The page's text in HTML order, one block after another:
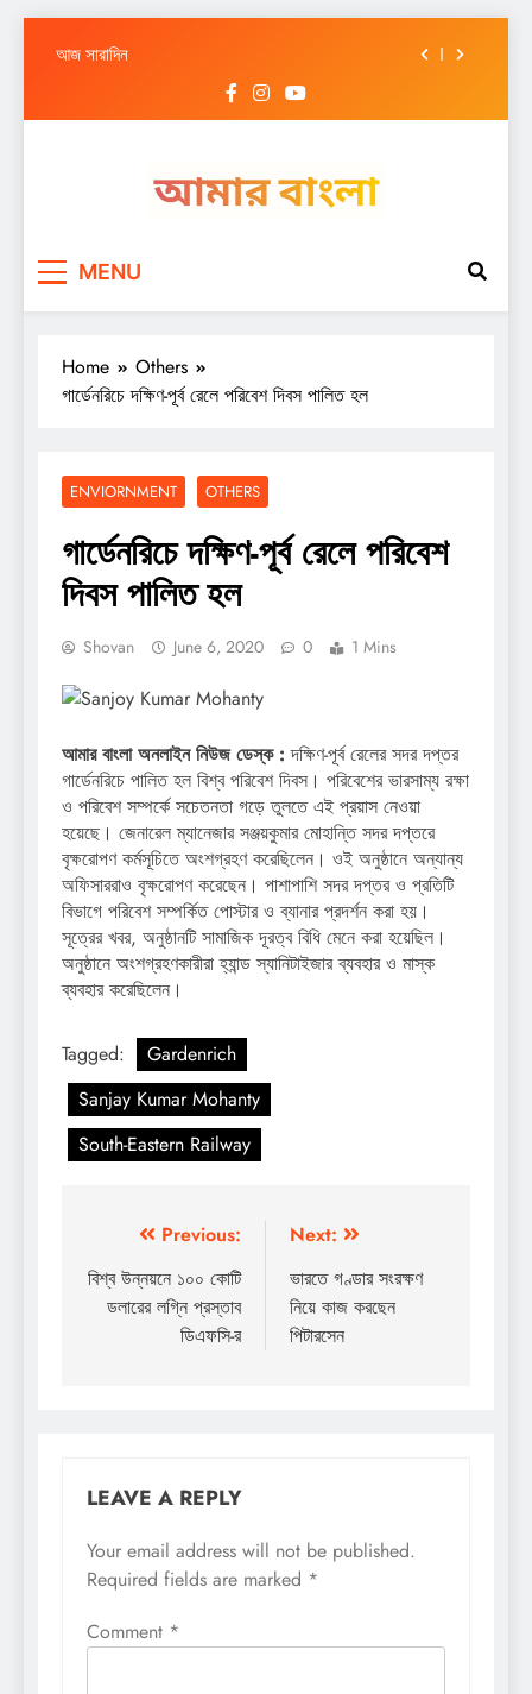
আজ সারাদিন
আজ সারাদিন
MENU
Home
Others
গার্ডেনরিচে দক্ষিণ-পূর্ব রেলে পরিবেশ দিবস পালিত হল
ENVIORNMENT OTHERS
গার্ডেনরিচে দক্ষিণ-পূর্ব রেলে পরিবেশ
দিবস পালিত হল
Shovan June 6, 2020 0 1 Mins
আমার বাংলা অনলাইন নিউজ ডেস্ক : দক্ষিণ-পূর্ব রেলের সদর দপ্তর
গার্ডেনরিচে পালিত হল বিশ্ব পরিবেশ দিবস। পরিবেশের ভারসাম্য রক্ষা
ও পরিবেশ সম্পর্কে সচেতনতা গড়ে তুলতে এই প্রয়াস নেওয়া
হয়েছে। জেনারেল ম্যানেজার সঞ্জয়কুমার মোহান্তি সদর দপ্তরে
বৃক্ষরোপণ কর্মসূচিতে অংশগ্রহণ করেছিলেন। ওই অনুষ্ঠানে অন্যান্য
অফিসাররাও বৃক্ষরোপণ করেছেন। পাশাপাশি সদর দপ্তর ও প্রতিটি
বিভাগে পরিবেশ সম্পর্কিত পোস্টার ও ব্যানার প্রদর্শন করা হয়।
সূত্রের খবর, অনুষ্ঠানটি সামাজিক দূরত্ব বিধি মেনে করা হয়েছিল।
অনুষ্ঠানে অংশগ্রহণকারীরা হ্যান্ড স্যানিটাইজার ব্যবহার ও মাস্ক
ব্যবহার করেছিলেন।
Tagged:
Gardenrich
Sanjay Kumar Mohanty
South-Eastern Railway
navigation
Previous:
বিশ্ব উন্নয়নে ১০০ কোটি
ডলারের লগ্নি প্রস্তাব
ডিএফসি-র
Next:
ভারতে গণ্ডার সংরক্ষণ
নিয়ে কাজ করছেন
পিটারসেন
LEAVE A REPLY
Your email address will not be published.
Required fields are marked *
Comment *